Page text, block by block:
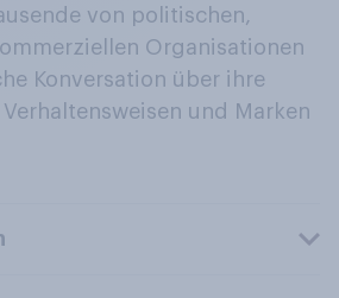
von politischen,
Organisationen
Konversation über ihre
und Marken